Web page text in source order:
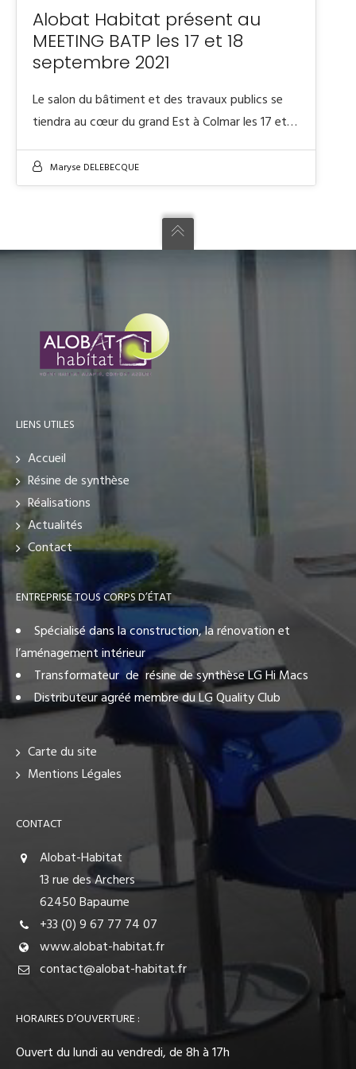
Alobat Habitat présent au
MEETING BATP les 17 et 18
septembre 2021
Le salon du bâtiment et des travaux publics se
tiendra au cœur du grand Est à Colmar les 17 et…
Maryse DELEBECQUE
LIENS UTILES
Accueil
Résine de synthèse
Réalisations
Actualités
Contact
ENTREPRISE TOUS CORPS D’ÉTAT
Spécialisé dans la construction, la rénovation et
l’aménagement intérieur
Transformateur de résine de synthèse LG Hi Macs
Distributeur agréé membre du LG Quality Club
Carte du site
Mentions Légales
CONTACT
Alobat-Habitat
13 rue des Archers
62450 Bapaume
+33 (0) 9 67 77 74 07
www.alobat-habitat.fr
contact@alobat-habitat.fr
HORAIRES D’OUVERTURE :
Ouvert du lundi au vendredi, de 8h à 17h